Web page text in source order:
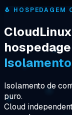
🐧 HOSPEDAGEM
Isolamento de
puro.
Cloud